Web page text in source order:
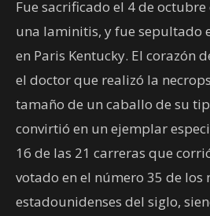
Fue sacrificado el 4 de
una laminitis, y fue sepultado
en Paris Kentucky. El corazón
el doctor que realizó la
tamaño de un caballo de su
convirtió en un ejemplar
16 de las 21 carreras que
votado en el número 35 de los
estadounidenses del siglo,